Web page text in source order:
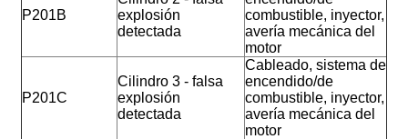
P201B
explosión
detectada
combustible, inyector,
avería mecánica del
motor
P201C
Cilindro 3 - falsa
explosión
detectada
Cableado, sistema de
encendido/de
combustible, inyector,
avería mecánica del
motor